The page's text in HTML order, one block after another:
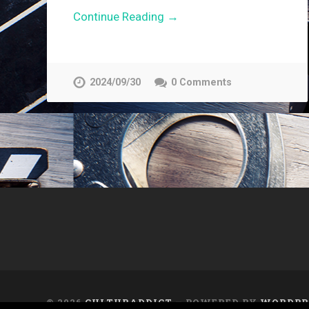
Continue Reading →
2024/09/30 0 Comments
© 2026CULTURADDICT— POWERED BY